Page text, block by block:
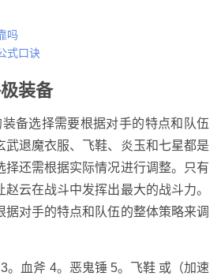
吗
式口诀
装备
备选择需要根据对手的特点和队伍
武退魔衣服、飞鞋、炎玉和七星都是
择还需根据实际情况进行调整。只有
云在战斗中发挥出最大的战斗力。
据对手的特点和队伍的整体策略来调
。血斧 4。恶鬼锤 5。飞鞋 或（加速